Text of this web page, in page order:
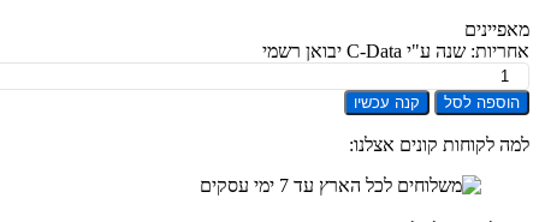
מאפיינים
אחריות: שנה ע"י C-Data יבואן רשמי
כמות
של
מסך
מחשב
קעור
רמקולים
הוספה לסל קנה עכשיו
למה לקוחות קונים אצלנו: